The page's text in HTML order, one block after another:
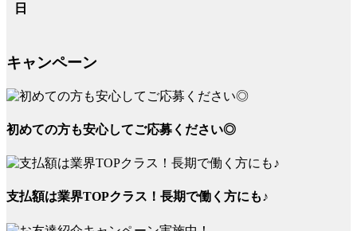
日
キャンペーン
初めての方も安心してご応募ください◎
支払額は業界TOPクラス！長期で働く方にも♪